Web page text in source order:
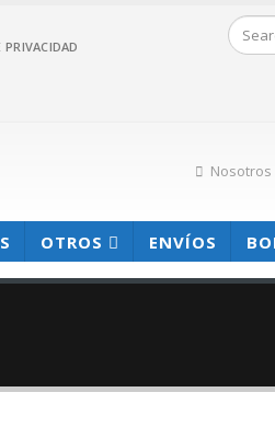
PRIVACIDAD
Nosotros
OTROS ENVÍOS